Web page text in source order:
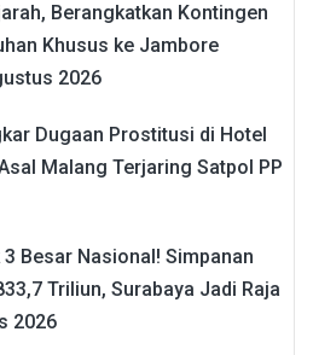
Berangkatkan Kontingen
Khusus ke Jambore
2026
Dugaan Prostitusi di Hotel
Malang Terjaring Satpol PP
Besar Nasional! Simpanan
Triliun, Surabaya Jadi Raja
2026